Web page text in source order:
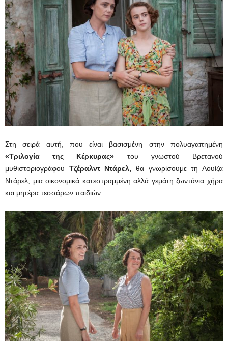
Στη σειρά αυτή, που είναι βασισμένη στην πολυαγαπημένη
«Τριλογία της Κέρκυρας» του γνωστού Βρετανού
μυθιστοριογράφου Τζέραλντ Ντάρελ, θα γνωρίσουμε τη Λουίζα
Ντάρελ, μια οικονομικά κατεστραμμένη αλλά γεμάτη ζωντάνια χήρα
και μητέρα τεσσάρων παιδιών.